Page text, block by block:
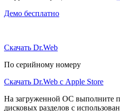
Демо бесплатно
Скачать Dr.Web
По серийному номеру
Скачать Dr.Web с Apple Store
На загруженной ОС выполните
дисковых разделов с